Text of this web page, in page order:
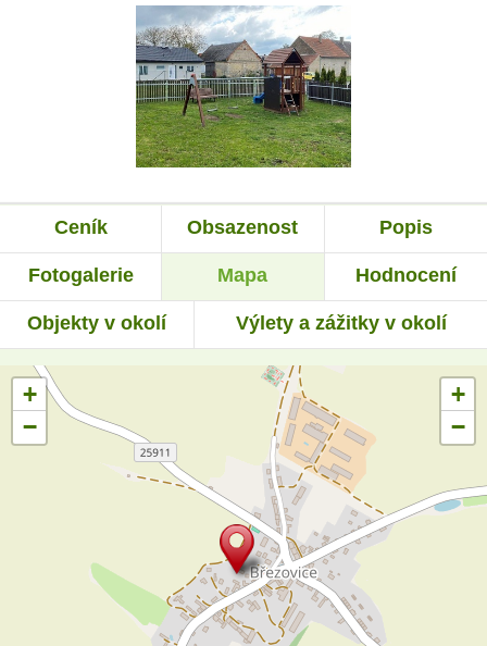
Ceník Obsazenost Popis
Fotogalerie Mapa Hodnocení
Objekty v okolí Výlety a zážitky v okolí
+
−
+
−